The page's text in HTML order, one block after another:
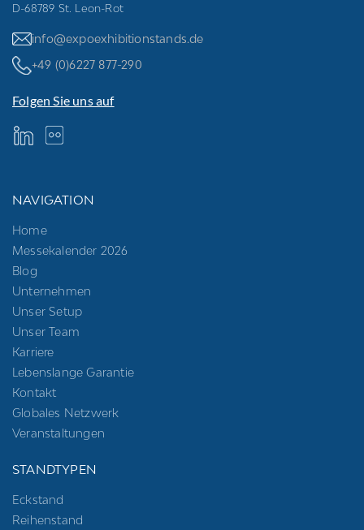
D-68789 St. Leon-Rot
info@expoexhibitionstands.de
+49 (0)6227 877-290
Folgen Sie uns auf
NAVIGATION
Home
Messekalender 2026
Blog
Unternehmen
Unser Setup
Unser Team
Karriere
Lebenslange Garantie
Kontakt
Globales Netzwerk
Veranstaltungen
STANDTYPEN
Eckstand
Reihenstand